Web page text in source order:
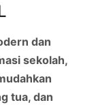
dan
sekolah,
tua, dan